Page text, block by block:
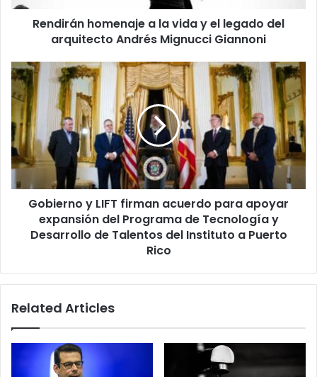
del
arquitecto
Giannoni
Rendirán homenaje a la vida y el legado del
arquitecto Andrés Mignucci Giannoni
Gobierno
y
LIFT
firman
acuerdo
para
apoyar
expansión
del
Programa
Tecnología
de
del
Puerto
Gobierno y LIFT firman acuerdo para apoyar
expansión del Programa de Tecnología y
Desarrollo de Talentos del Instituto a Puerto
Rico
Related Articles